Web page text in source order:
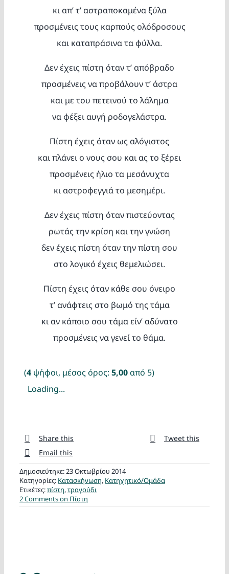
κι απ’ τ’ αστραποκαμένα ξύλα
προσμένεις τους καρπούς ολόδροσους
και καταπράσινα τα φύλλα.
Δεν έχεις πίστη όταν τ’ απόβραδο
προσμένεις να προβάλουν τ’ άστρα
και με του πετεινού το λάλημα
να φέξει αυγή ροδογελάστρα.
Πίστη έχεις όταν ως αλόγιστος
και πλάνει ο νους σου και ας το ξέρει
προσμένεις ήλιο τα μεσάνυχτα
κι αστροφεγγιά το μεσημέρι.
Δεν έχεις πίστη όταν πιστεύοντας
ρωτάς την κρίση και την γνώση
δεν έχεις πίστη όταν την πίστη σου
στο λογικό έχεις θεμελιώσει.
Πίστη έχεις όταν κάθε σου όνειρο
τ’ ανάφτεις στο βωμό της τάμα
κι αν κάποιο σου τάμα είν’ αδύνατο
προσμένεις να γενεί το θάμα.
(4 ψήφοι, μέσος όρος: 5,00από 5)
Loading...
Share this
Tweet this
Email this
Δημοσιεύτηκε: 23 Οκτωβρίου 2014
Κατηγορίες: Κατασκήνωση, Κατηχητικό/Ομάδα
Ετικέτες:πίστη,τραγούδι
2 Commentson Πίστη